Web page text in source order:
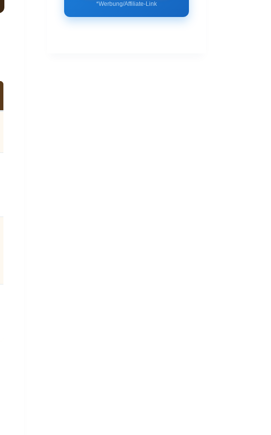
*Werbung/Affiliate-Link